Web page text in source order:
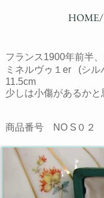
フランス1900年前半
ミネルヴゥ１er (シ
11.5cm
少しは小傷があるかと
商品番号 NO S０２